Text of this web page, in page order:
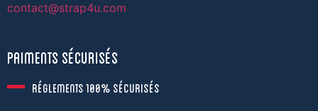
contact@strap4u.com
paimentS sécurisés
réglements 100% sécurisés